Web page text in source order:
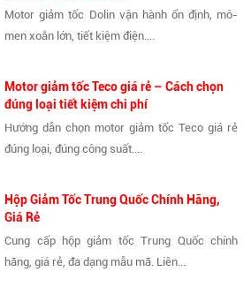
Motor giảm tốc Dolin vận hành ổn định, mô-
men xoắn lớn, tiết kiệm điện....
Motor giảm tốc Teco giá rẻ – Cách chọn
đúng loại tiết kiệm chi phí
Hướng dẫn chọn motor giảm tốc Teco giá rẻ
đúng loại, đúng công suất....
Hộp Giảm Tốc Trung Quốc Chính Hãng,
Giá Rẻ
Cung cấp hộp giảm tốc Trung Quốc chính
hãng, giá rẻ, đa dạng mẫu mã. Liên...